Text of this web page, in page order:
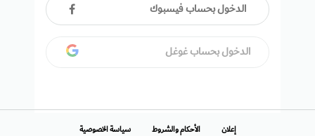
الدخول بحساب فيسبوك
الدخول بحساب غوغل
إعلان الأحكام والشروط سياسة الخصوصية